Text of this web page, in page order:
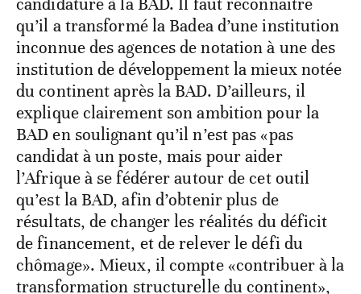
qu’il a transformé la Badea d’une institution
inconnue des agences de notation à une des
institution de développement la mieux notée
du continent après la BAD. D’ailleurs, il
explique clairement son ambition pour la
BAD en soulignant qu’il n’est pas «pas
candidat à un poste, mais pour aider
l’Afrique à se fédérer autour de cet outil
qu’est la BAD, afin d’obtenir plus de
résultats, de changer les réalités du déficit
de financement, et de relever le défi du
chômage». Mieux, il compte «contribuer à la
transformation structurelle du continent»,